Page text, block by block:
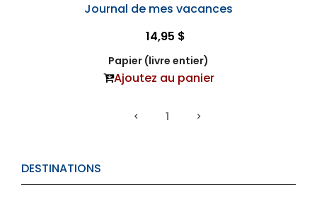
DESTINATIONS
Journal de mes vacances
14,95 $
Papier (livre entier)
Ajoutez au panier
1